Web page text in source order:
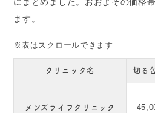
ます。
※表はスクロールできます
クリニック名 切る
メンズライフクリニック